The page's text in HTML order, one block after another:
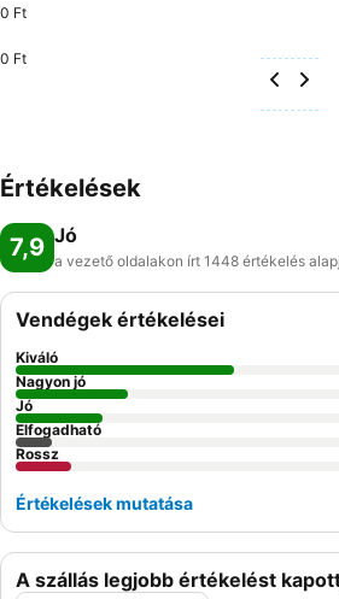
0 Ft
0 Ft
Értékelések
7,9 Jó
a vezető oldalakon írt 1448 értékelés
A szállás legjobb értékelést
Vendégek értékelései
Kiváló
Nagyon jó
Jó
Elfogadható
Rossz
Értékelések mutatása